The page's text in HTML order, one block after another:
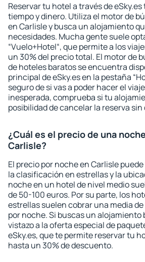
Reservar tu hotel a través de
tiempo y dinero. Utiliza el motor de
en Carlisle y busca un alojamiento
necesidades. Mucha gente suele
“Vuelo+Hotel“, que permite a los
un 30% del precio total. El motor de
de hoteles baratos se encuentra
principal de eSky.es en la pestaña
seguro de si vas a poder hacer el
inesperada, comprueba si tu
posibilidad de cancelar la reserva sin
¿Cuál es el precio de una
Carlisle?
El precio por noche en Carlisle
la clasificación en estrellas y la
noche en un hotel de nivel medio
de 50-100 euros. Por su parte, los
estrellas suelen cobrar una media
por noche. Si buscas un alojamiento
vistazo a la oferta especial de
eSky.es, que te permite reservar tu
hasta un 30% de descuento.